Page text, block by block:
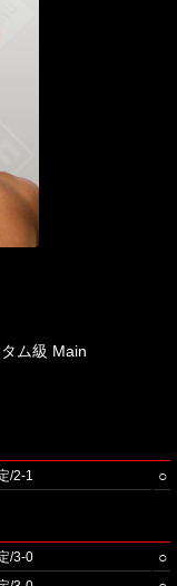
ム級 Main
/2-1 ○
/3-0 ○